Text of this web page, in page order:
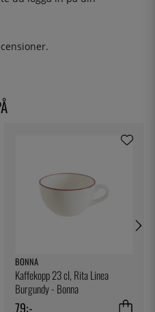
BONNA
Kaffekopp 23 cl, Rita Linea
Burgundy - Bonna
79:-